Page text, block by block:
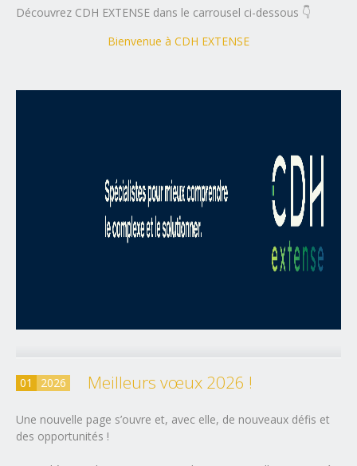
Découvrez CDH EXTENSE dans le carrousel ci-dessous 👇
Bienvenue à CDH EXTENSE
01 2026 Meilleurs vœux 2026 !
Une nouvelle page s’ouvre et, avec elle, de nouveaux défis et
des opportunités !